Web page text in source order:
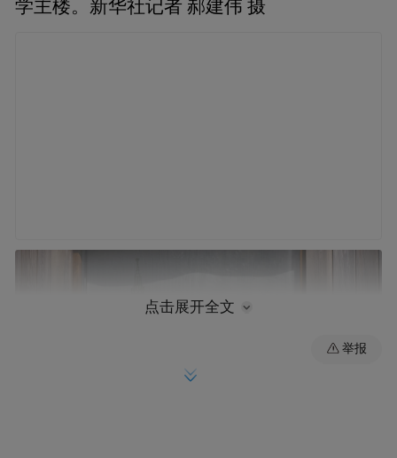
学主楼。新华社记者 郝建伟 摄
点击展开全文
举报